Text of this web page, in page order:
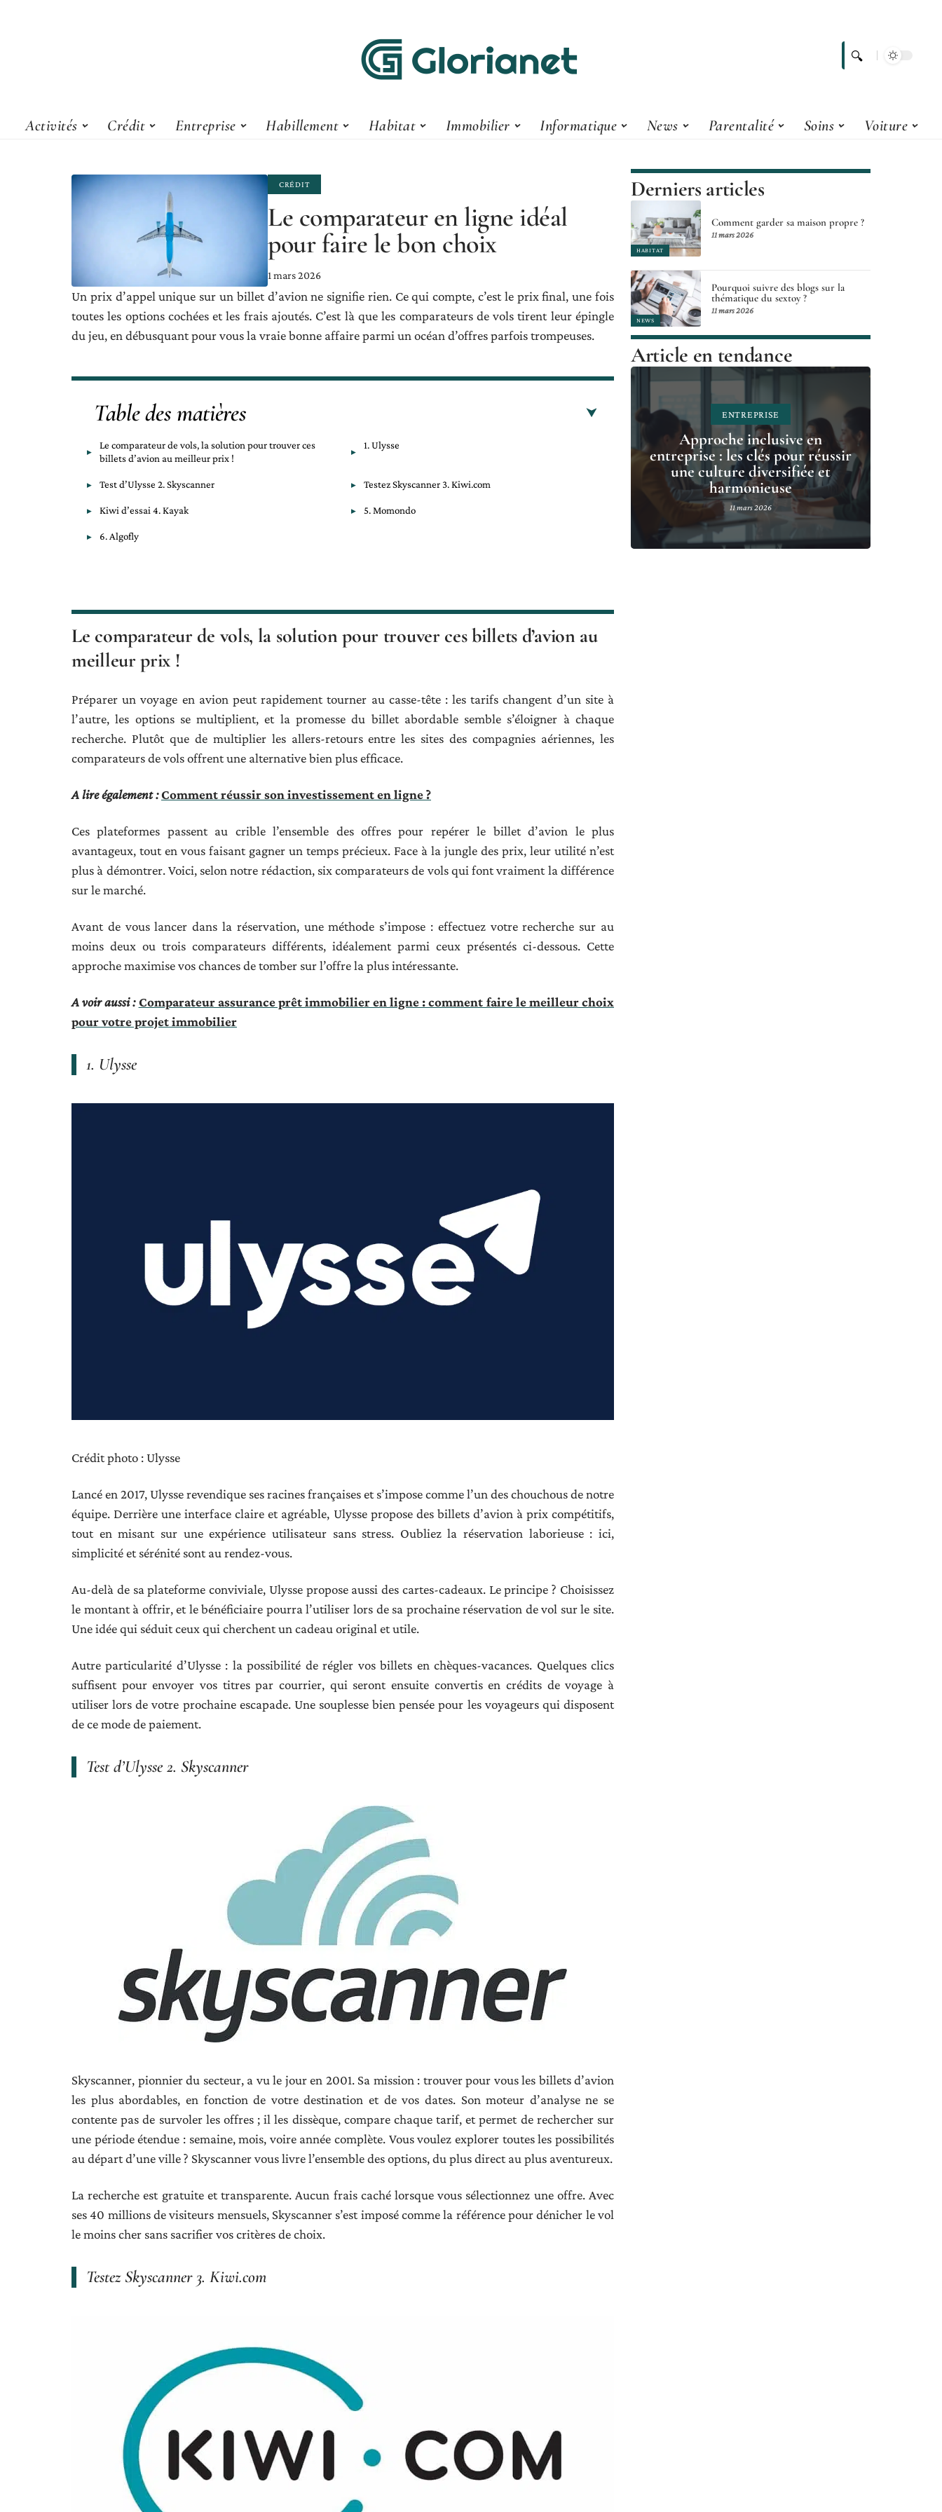
Activités Crédit Entreprise Habillement Habitat Immobilier Informatique News Parentalité Soins Voiture
CRÉDIT
Le comparateur en ligne idéal
pour faire le bon choix
1 mars 2026
Un prix d’appel unique sur un billet d’avion ne signifie rien. Ce qui compte, c’est le prix final, une fois
toutes les options cochées et les frais ajoutés. C’est là que les comparateurs de vols tirent leur épingle
du jeu, en débusquant pour vous la vraie bonne affaire parmi un océan d’offres parfois trompeuses.
Table des matières
Le comparateur de vols, la solution pour trouver ces
billets d’avion au meilleur prix !
1. Ulysse
Test d’Ulysse 2. Skyscanner Testez Skyscanner 3. Kiwi.com
Kiwi d’essai 4. Kayak 5. Momondo
6. Algofly
Le comparateur de vols, la solution pour trouver ces billets d’avion au
meilleur prix !
Préparer un voyage en avion peut rapidement tourner au casse-tête : les tarifs changent d’un site à
l’autre, les options se multiplient, et la promesse du billet abordable semble s’éloigner à chaque
recherche. Plutôt que de multiplier les allers-retours entre les sites des compagnies aériennes, les
comparateurs de vols offrent une alternative bien plus efficace.
A lire également :Comment réussir son investissement en ligne ?
Ces plateformes passent au crible l’ensemble des offres pour repérer le billet d’avion le plus
avantageux, tout en vous faisant gagner un temps précieux. Face à la jungle des prix, leur utilité n’est
plus à démontrer. Voici, selon notre rédaction, six comparateurs de vols qui font vraiment la différence
sur le marché.
Avant de vous lancer dans la réservation, une méthode s’impose : effectuez votre recherche sur au
moins deux ou trois comparateurs différents, idéalement parmi ceux présentés ci-dessous. Cette
approche maximise vos chances de tomber sur l’offre la plus intéressante.
A voir aussi : Comparateur assurance prêt immobilier en ligne : comment faire le meilleur choix
pour votre projet immobilier
1. Ulysse
Crédit photo : Ulysse
Lancé en 2017, Ulysse revendique ses racines françaises et s’impose comme l’un des chouchous de notre
équipe. Derrière une interface claire et agréable, Ulysse propose des billets d’avion à prix compétitifs,
tout en misant sur une expérience utilisateur sans stress. Oubliez la réservation laborieuse : ici,
simplicité et sérénité sont au rendez-vous.
Au-delà de sa plateforme conviviale, Ulysse propose aussi des cartes-cadeaux. Le principe ? Choisissez
le montant à offrir, et le bénéficiaire pourra l’utiliser lors de sa prochaine réservation de vol sur le site.
Une idée qui séduit ceux qui cherchent un cadeau original et utile.
Autre particularité d’Ulysse : la possibilité de régler vos billets en chèques-vacances. Quelques clics
suffisent pour envoyer vos titres par courrier, qui seront ensuite convertis en crédits de voyage à
utiliser lors de votre prochaine escapade. Une souplesse bien pensée pour les voyageurs qui disposent
de ce mode de paiement.
Test d’Ulysse 2. Skyscanner
Skyscanner, pionnier du secteur, a vu le jour en 2001. Sa mission : trouver pour vous les billets d’avion
les plus abordables, en fonction de votre destination et de vos dates. Son moteur d’analyse ne se
contente pas de survoler les offres ; il les dissèque, compare chaque tarif, et permet de rechercher sur
une période étendue : semaine, mois, voire année complète. Vous voulez explorer toutes les possibilités
au départ d’une ville ? Skyscanner vous livre l’ensemble des options, du plus direct au plus aventureux.
La recherche est gratuite et transparente. Aucun frais caché lorsque vous sélectionnez une offre. Avec
ses 40 millions de visiteurs mensuels, Skyscanner s’est imposé comme la référence pour dénicher le vol
le moins cher sans sacrifier vos critères de choix.
Testez Skyscanner 3. Kiwi.com
Derniers articles
HABITAT
Comment garder sa maison propre ?
11 mars 2026
NEWS
Pourquoi suivre des blogs sur la
thématique du sextoy ?
11 mars 2026
Article en tendance
ENTREPRISE
Approche inclusive en
entreprise : les clés pour réussir
une culture diversifiée et
harmonieuse
11 mars 2026